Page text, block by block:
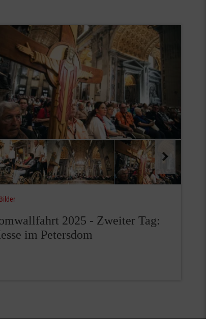
2025 - Zweiter Tag:
im Petersdom